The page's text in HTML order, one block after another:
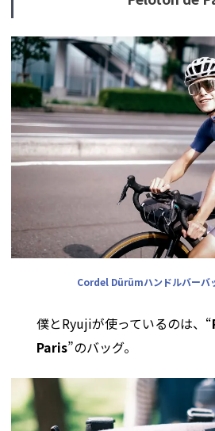
Cordel Dürümハンドルバーバ
僕とRyujiが使っているのは、“
Paris”のバッグ。